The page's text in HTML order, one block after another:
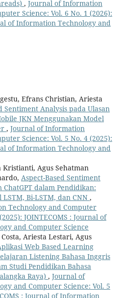
, Journal of Information
Science: Vol. 6 No. 1 (2026):
of Information Technology and
Efrans Christian, Ariesta
Sentiment Analysis pada Ulasan
JKN Menggunakan Model
, Journal of Information
Science: Vol. 5 No. 4 (2025):
of Information Technology and
Agus Sehatman
Aspect-Based Sentiment
ChatGPT dalam Pendidikan:
Bi-LSTM, dan CNN ,
Technology and Computer
JOINTECOMS : Journal of
and Computer Science
Ariesta Lestari, Agus
Web Based Learning
Listening Bahasa Inggris
Studi Pendidikan Bahasa
Raya) , Journal of
and Computer Science: Vol. 5
: Journal of Information